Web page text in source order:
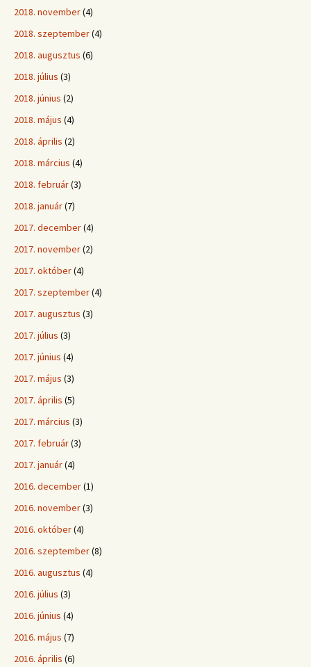
2018. november(4)
2018. szeptember(4)
2018. augusztus (6)
2018. július (3)
2018. június (2)
2018. május (4)
2018. április (2)
2018. március (4)
2018. február(3)
2018. január(7)
2017. december(4)
2017. november(2)
2017. október(4)
2017. szeptember(4)
2017. augusztus (3)
2017. július (3)
2017. június (4)
2017. május (3)
2017. április (5)
2017. március (3)
2017. február(3)
2017. január(4)
2016. december(1)
2016. november(3)
2016. október(4)
2016. szeptember(8)
2016. augusztus (4)
2016. július (3)
2016. június (4)
2016. május (7)
2016. április (6)